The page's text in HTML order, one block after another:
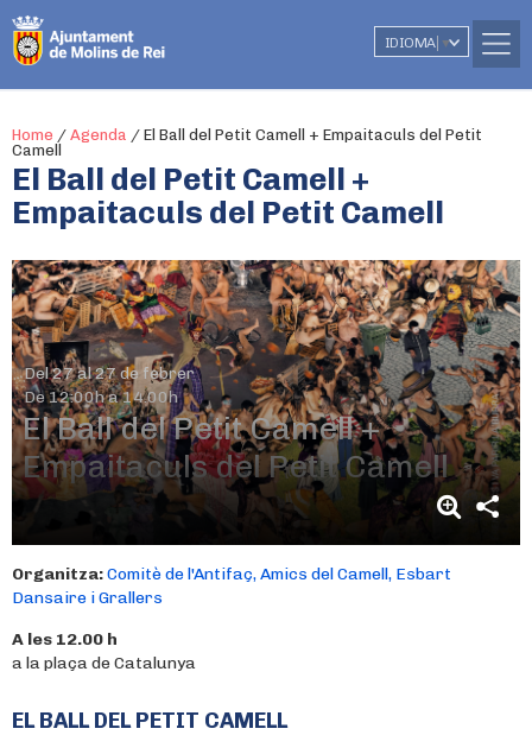
IDIOMA ▼
Home / Agenda / El Ball del Petit Camell + Empaitaculs del Petit
Camell
El Ball del Petit Camell +
Empaitaculs del Petit Camell
Del 27 al 27 de febrer
De 12:00h a 14.00h
El Ball del Petit Camell +
Empaitaculs del Petit Camell
Organitza:Comitè de l'Antifaç, Amics del Camell, Esbart
Dansaire i Grallers
A les 12.00 h
a la plaça de Catalunya
EL BALL DEL PETIT CAMELL